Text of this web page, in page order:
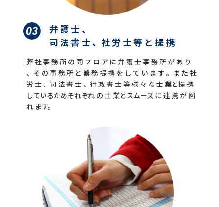
弁 護 士 、
司 法 書 士 、社 労 士 等 と 提 携
弊 社 事 務 所 の 同 フ ロ ア に 弁 護 士 事 務 所 が あ り
、そ の 事 務 所 と 業 務 提 携 を し て い ま す 。ま た 社
労 士 、司 法 書 士 、行 政 書 士 等 様 々 な 士 業と提 携
しているためそれぞれ の 士 業とスムーズ に 連 携 が 図
れ ます。